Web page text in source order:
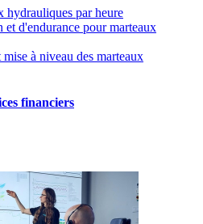
hydrauliques par heure
et d'endurance pour marteaux
à niveau des marteaux
financiers